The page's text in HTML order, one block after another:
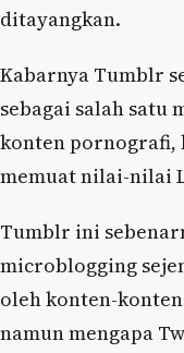
ditayangkan.
Kabarnya Tumblr
sebagai salah satu
konten pornografi,
memuat nilai-nilai
Tumblr ini
microblogging
oleh konten-
namun mengapa